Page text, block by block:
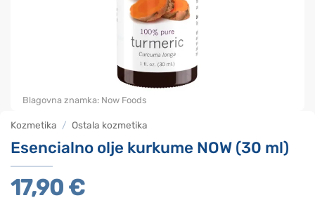
Kozmetika / Ostala kozmetika
Esencialno olje kurkume NOW (30 ml)
17,90 €
Blagovna znamka: Now Foods